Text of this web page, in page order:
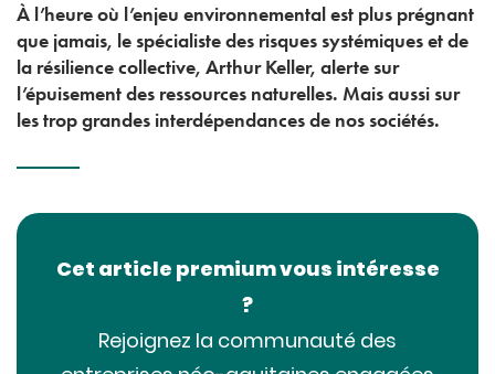
À l’heure où l’enjeu environnemental est plus prégnant
que jamais, le spécialiste des risques systémiques et de
la résilience collective, Arthur Keller, alerte sur
l’épuisement des ressources naturelles. Mais aussi sur
les trop grandes interdépendances de nos sociétés.
Cet article premium vous intéresse
?
Rejoignez la communauté des